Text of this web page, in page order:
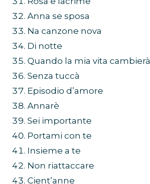
Anna se sposa
Na canzone nova
Di notte
Quando la mia vita cambierà
Senza tuccà
Episodio d’amore
Annarè
Sei importante
Portami con te
Insieme a te
Non riattaccare
Cient’anne